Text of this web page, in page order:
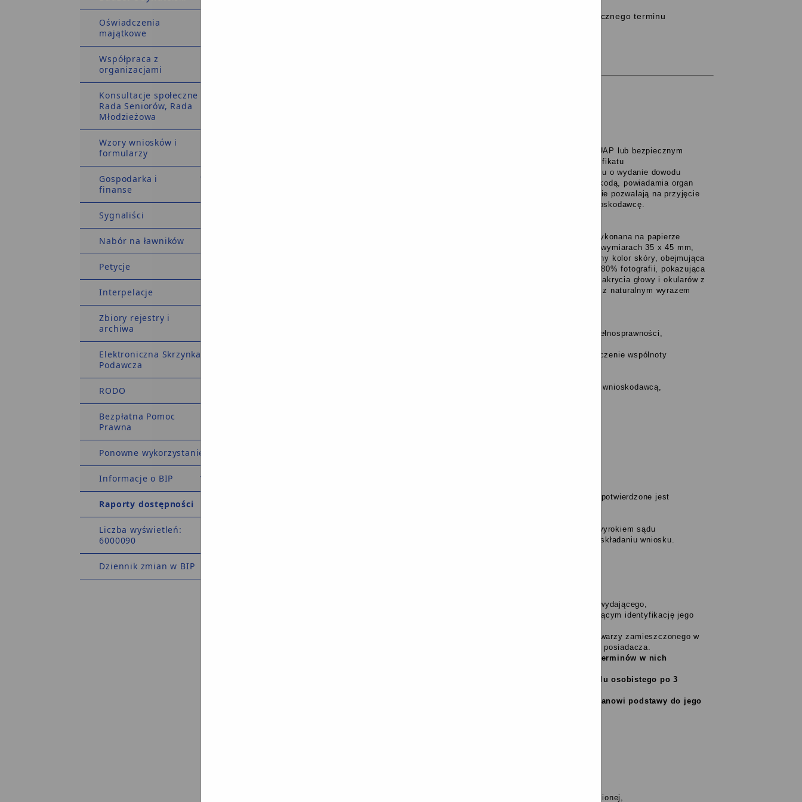
Oświadczenia
majątkowe
Współpraca z
organizacjami
Konsultacje społeczne
Rada Seniorów, Rada
Młodzieżowa
Wzory wniosków i
formularzy
Gospodarka i
finanse
Sygnaliści
Nabór na ławników
Petycje
Interpelacje
Zbiory rejestry i
archiwa
Elektroniczna Skrzynka
Podawcza
RODO
Bezpłatna Pomoc
Prawna
Ponowne wykorzystanie
Informacje o BIP
Raporty dostępności
Liczba wyświetleń:
6000090
Dziennik zmian w BIP
Wydawanie zezwoleń na zawarcie małżeństwa przed upływem miesięcznego terminu
w postaci elektronicznej - podpisany podpisem potwierdzonym profilem zaufanym, ePUAP lub bezpiecznym
podpisem elektronicznym weryfikowanym przy pomocy ważnego kwalifikowanego certyfikatu
osoba, która nie ma możliwości złożenia osobiście w siedzibie organu gminy wniosku o wydanie dowodu
osobistego spowodowanej chorobą, niepełnosprawnością lub nie nadającą się pokonać przeszkodą, powiadamia organ
gminy, który zapewnia przyjęcie wniosku w miejscu pobytu tej osoby, chyba że okoliczności nie pozwalają na przyjęcie
tego wniosku wtedy organ gminy odmawia przyjęcia wniosku w miejscu wskazanym przez wnioskodawcę.
1 FOTOGRAFIA - wykonana nie wcześniej niż 6 miesięcy przed złożeniem wniosku, wykonana na papierze
, o wymiarach 35 x 45 mm,
wykonana na jednolitym jasnym tle, mająca dobrą ostrość oraz odwzorowująca naturalny kolor skóry, obejmująca
wizerunek od wierzchołka głowy do górnej części barków, tak aby twarz zajmowała 70-80% fotografii, pokazująca
, bez nakrycia głowy i okularów z
ciemnymi szkłami patrzącą na wprost z otwartymi oczami, nie przesłoniętymi włosami z naturalnym wyrazem
w ciemnych okularach dla osoby z wadą wzroku potwierdzoną przez orzeczenie o niepełnosprawności,
w nakryciu głowy zgodnie z wymogami wyznawanej religii potwierdzone przez zaświadczenie wspólnoty
dokument (oryginał do wglądu ) o ustanowieniu opiekunem prawnym lub kuratorem nad wnioskodawcą,
rodzic / opiekun prawny - dla osoby małoletniej lub osoby, której ubezwłasnowolnienie potwierdzone jest
kurator - dla osoby, której ograniczenie do czynności prawnych zostało potwierdzone wyrokiem sądu
Osoba powyżej 5 roku życia dla której ma być wydany dowód osobisty musi być obecna przy składaniu wniosku.
- zmiany danych zawartych w dowodzie osobistym z wyjątkiem zmiany nazwy organu wydającego,
- utraty lub uszkodzenia dowodu osobistego w stopniu utrudniającym lub uniemożliwiającym identyfikację jego
- z miany wizerunku twarzy posiadacza dowodu osobistego w stosunku do wizerunku twarzy zamieszczonego w
dowodzie osobistym w stopniu utrudniającym lub uniemożliwiającym identyfikację jego posiadacza.
Wszystkie dowody wydane przed dniem 01 marca 2015r. zachowują ważność do upływu terminów w nich
Zmiana adresu dokonana przed 1 marca 2015 r. skutkuje unieważnieniem dowodu osobistego po 3
Zmiana adresu zameldowania posiadacza dowodu osobistego po 01 MARCA 2015r. nie stanowi podstawy do jego
rodzic / opiekun prawny - dowód wydany osobie małoletniej lub osobie ubezwłasnowolnionej,